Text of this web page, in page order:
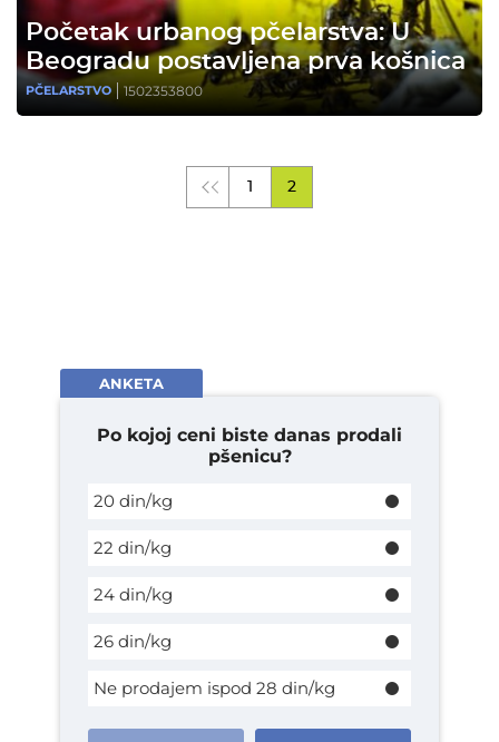
Početak urbanog pčelarstva: U
Beogradu postavljena prva košnica
PČELARSTVO 1502353800
1 2
ANKETA
Po kojoj ceni biste danas prodali
pšenicu?
20 din/kg
22 din/kg
24 din/kg
26 din/kg
Ne prodajem ispod 28 din/kg